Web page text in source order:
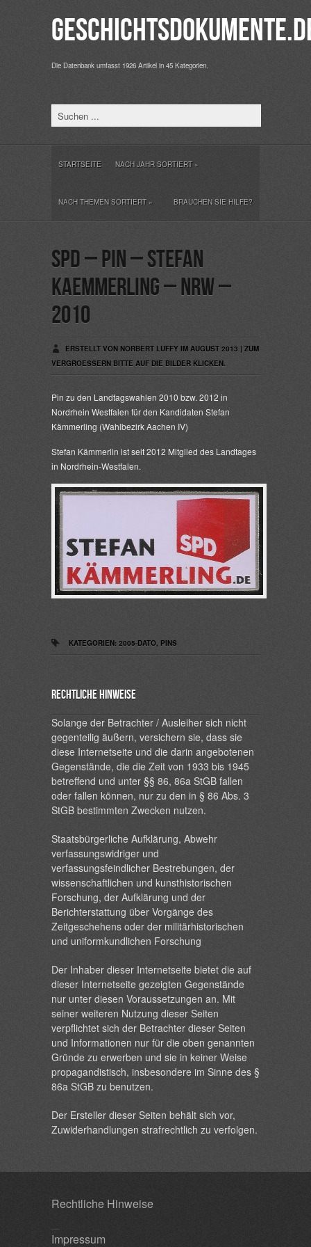
Die Datenbank umfasst 1926 Artikel in 45 Kategorien.
STARTSEITE NACH JAHR SORTIERT»
NACH THEMEN SORTIERT» BRAUCHEN SIE HILFE?
SPD – Pin – Stefan
Kaemmerling – NRW –
2010
ERSTELLT VON NORBERT LUFFY IM AUGUST 2013 | ZUM
VERGROESSERN BITTE AUF DIE BILDER KLICKEN.
Pin zu den Landtagswahlen 2010 bzw. 2012 in
Nordrhein Westfalen für den Kandidaten Stefan
Kämmerling (Wahlbezirk Aachen IV)
Stefan Kämmerlin ist seit 2012 Mitglied des Landtages
in Nordrhein-Westfalen.
KATEGORIEN: 2005-DATO, PINS
Rechtliche Hinweise
Solange der Betrachter / Ausleiher sich nicht
gegenteilig äußern, versichern sie, dass sie
diese Internetseite und die darin angebotenen
Gegenstände, die die Zeit von 1933 bis 1945
betreffend und unter §§ 86, 86a StGB fallen
oder fallen können, nur zu den in § 86 Abs. 3
StGB bestimmten Zwecken nutzen.
Staatsbürgerliche Aufklärung, Abwehr
verfassungswidriger und
verfassungsfeindlicher Bestrebungen, der
wissenschaftlichen und kunsthistorischen
Forschung, der Aufklärung und der
Berichterstattung über Vorgänge des
Zeitgeschehens oder der militärhistorischen
und uniformkundlichen Forschung
Der Inhaber dieser Internetseite bietet die auf
dieser Internetseite gezeigten Gegenstände
nur unter diesen Voraussetzungen an. Mit
seiner weiteren Nutzung dieser Seiten
verpflichtet sich der Betrachter dieser Seiten
und Informationen nur für die oben genannten
Gründe zu erwerben und sie in keiner Weise
propagandistisch, insbesondere im Sinne des §
86a StGB zu benutzen.
Der Ersteller dieser Seiten behält sich vor,
Zuwiderhandlungen strafrechtlich zu verfolgen.
Rechtliche Hinweise
Impressum